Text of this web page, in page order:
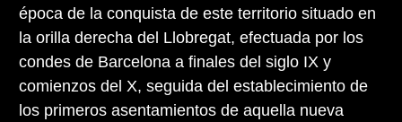
época de la conquista de este territorio situado en
la orilla derecha del Llobregat, efectuada por los
condes de Barcelona a finales del siglo IX y
comienzos del X, seguida del establecimiento de
los primeros asentamientos de aquella nueva